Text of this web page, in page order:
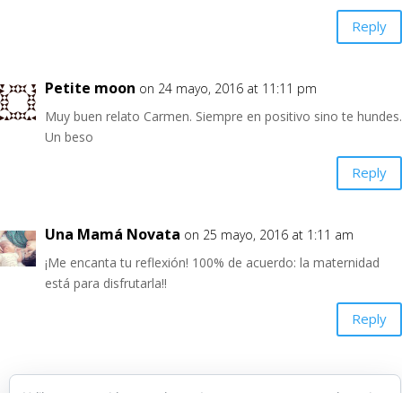
Reply
Petite moon on 24 mayo, 2016 at 11:11 pm
Muy buen relato Carmen. Siempre en positivo sino te hundes.
Un beso
Reply
Una Mamá Novata on 25 mayo, 2016 at 1:11 am
¡Me encanta tu reflexión! 100% de acuerdo: la maternidad
está para disfrutarla!!
Reply
The Soft Cotton on 25 mayo, 2016 at 7:37 am